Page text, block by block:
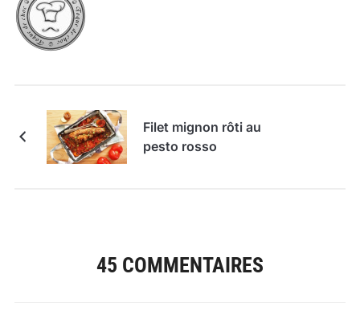
Filet mignon rôti au
pesto rosso
45 COMMENTAIRES